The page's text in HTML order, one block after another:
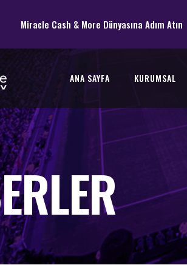
Miracle Cash & More Dünyasına Adım Atın
ANA SAYFA KURUMSAL